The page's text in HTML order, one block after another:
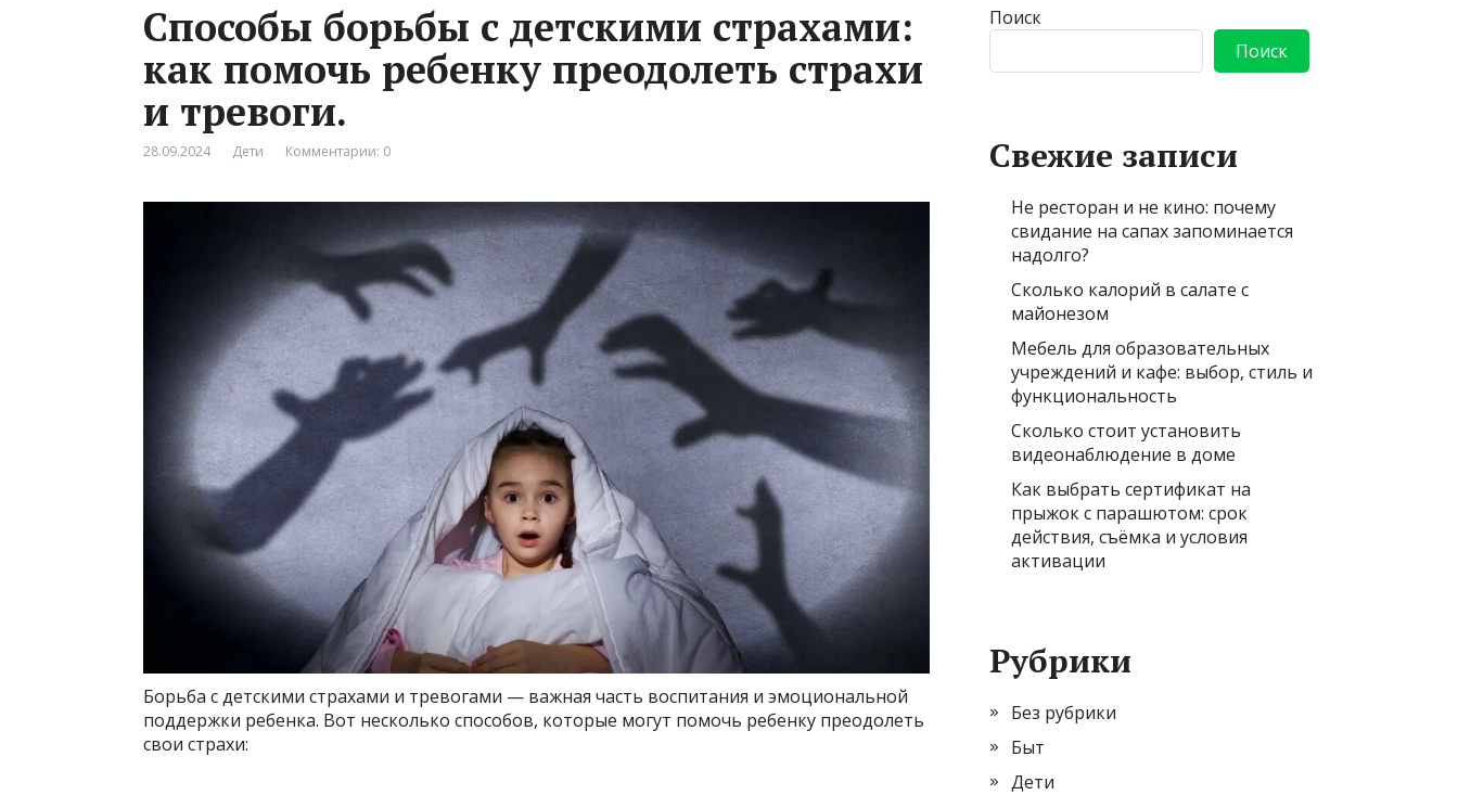
Способы борьбы с детскими страхами:
как помочь ребенку преодолеть страхи
и тревоги.
28.09.2024 Дети Комментарии: 0
Борьба с детскими страхами и тревогами — важная часть воспитания и эмоциональной
поддержки ребенка. Вот несколько способов, которые могут помочь ребенку преодолеть
свои страхи:
Поиск
Поиск
Свежие записи
Не ресторан и не кино: почему
свидание на сапах запоминается
надолго?
Сколько калорий в салате с
майонезом
Мебель для образовательных
учреждений и кафе: выбор, стиль и
функциональность
Сколько стоит установить
видеонаблюдение в доме
Как выбрать сертификат на
прыжок с парашютом: срок
действия, съёмка и условия
активации
Рубрики
Без рубрики
Быт
Дети